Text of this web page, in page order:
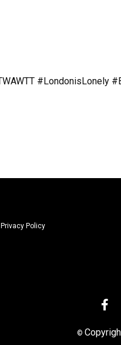
Privacy Policy
©